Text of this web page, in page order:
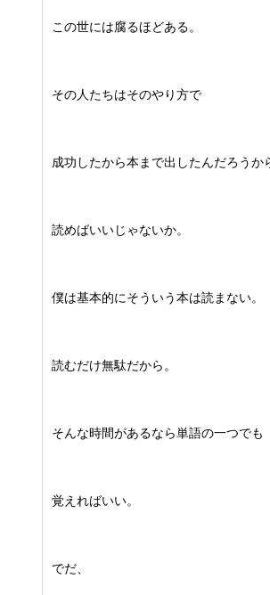
この世には腐るほどある。
その人たちはそのやり方で
成功したから本まで出したんだろうか
読めばいいじゃないか。
僕は基本的にそういう本は読まない。
読むだけ無駄だから。
そんな時間があるなら単語の一つでも
覚えればいい。
でだ、